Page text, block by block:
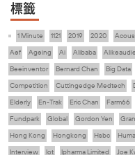
標籤
1 Minute 1121 2019 2020
Aef
Ageing Ai Alibaba
Beeinventor
Bernard Chan Big Data
Competition
Cuttingedge Medtech
Elderly
En-Trak Eric Chan Farm66
Fundpark
Global Gordon Yen
Hong Kong
Hongkong Hsbc
Interview
Iot Ipharma Limited Joe